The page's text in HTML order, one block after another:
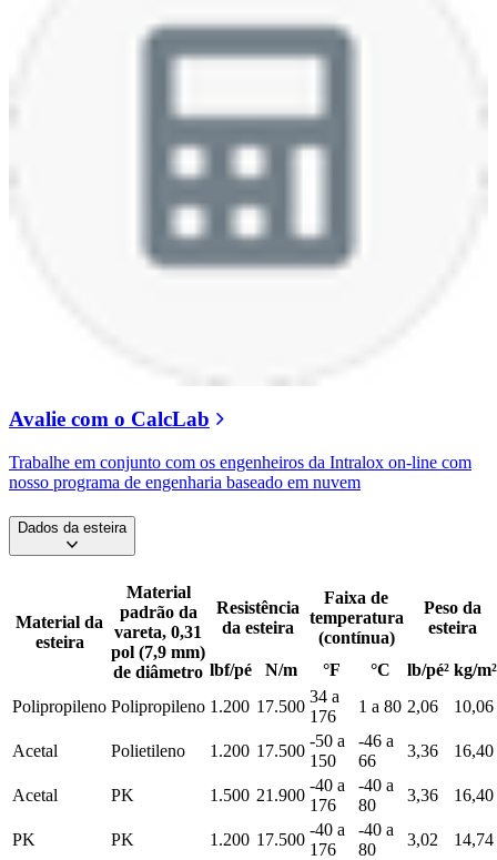
Avalie com o CalcLab
Trabalhe em conjunto com os engenheiros da Intralox on-line com
nosso programa de engenharia baseado em nuvem
Dados da esteira
Material da
esteira
Material
padrão da
vareta, 0,31
pol (7,9 mm)
de diâmetro
Resistência
da esteira
Faixa de
temperatura
(contínua)
Peso da
esteira
lbf/pé N/m °F °C lb/pé² kg/m²
Polipropileno Polipropileno 1.200 17.500
34 a
176
1 a 80 2,06 10,06
Acetal Polietileno 1.200 17.500
-50 a
150
-46 a
66
3,36 16,40
Acetal PK 1.500 21.900
-40 a
176
-40 a
80
3,36 16,40
PK PK 1.200 17.500
-40 a
176
-40 a
80
3,02 14,74